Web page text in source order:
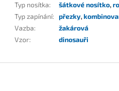
Typ nosítka: šátkové nosítko,
Typ zapínání: přezky,
Vazba:
žakárová
Vzor: dinosauři